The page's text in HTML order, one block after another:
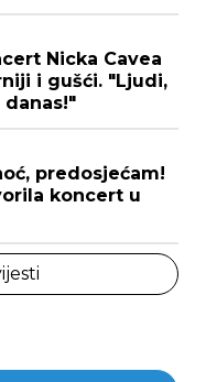
Nicka Cavea
i gušći. "Ljudi,
predosjećam!
koncert u